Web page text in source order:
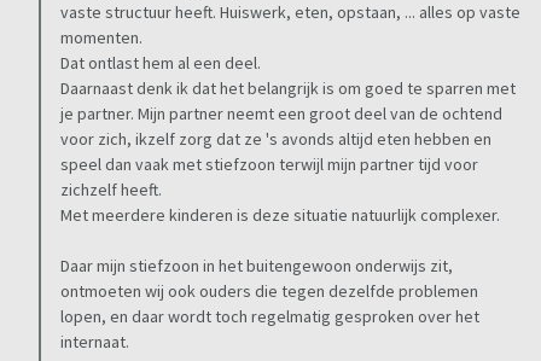
vaste structuur heeft. Huiswerk, eten, opstaan, ... alles op vaste
momenten.
Dat ontlast hem al een deel.
Daarnaast denk ik dat het belangrijk is om goed te sparren met
je partner. Mijn partner neemt een groot deel van de ochtend
voor zich, ikzelf zorg dat ze 's avonds altijd eten hebben en
speel dan vaak met stiefzoon terwijl mijn partner tijd voor
zichzelf heeft.
Met meerdere kinderen is deze situatie natuurlijk complexer.
Daar mijn stiefzoon in het buitengewoon onderwijs zit,
ontmoeten wij ook ouders die tegen dezelfde problemen
lopen, en daar wordt toch regelmatig gesproken over het
internaat.